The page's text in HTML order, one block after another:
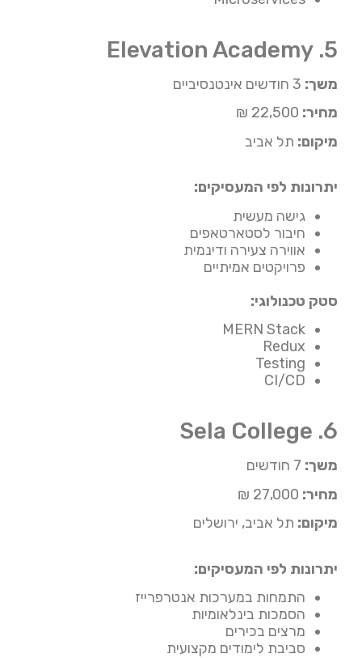
5. Elevation Academy
משך:
מחיר:
מיקום: תל אביב
יתרונות לפי המעסיקים:
גישה מעשית
חיבור לסטארטאפים
אווירה צעירה ודינמית
פרויקטים אמיתיים
סטק טכנולוגי:
MERN Stack
Redux
Testing
CI/CD
6. Sela College
משך:
מחיר:
מיקום: תל אביב, ירושלים
יתרונות לפי המעסיקים:
התמחות במערכות אנטרפרייז
הסמכות בינלאומיות
מרצים בכירים
סביבת לימודים מקצועית